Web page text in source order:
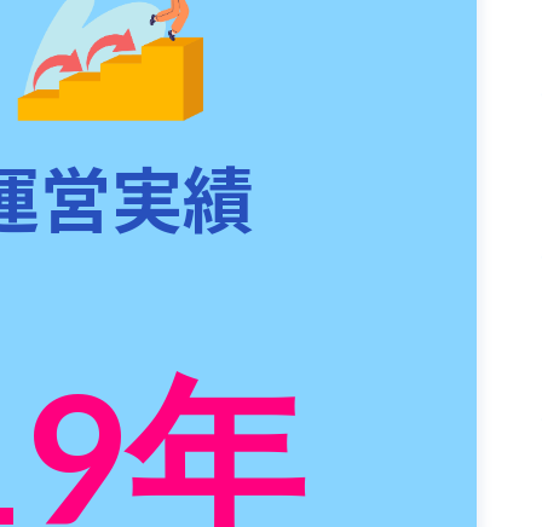
営実績
年